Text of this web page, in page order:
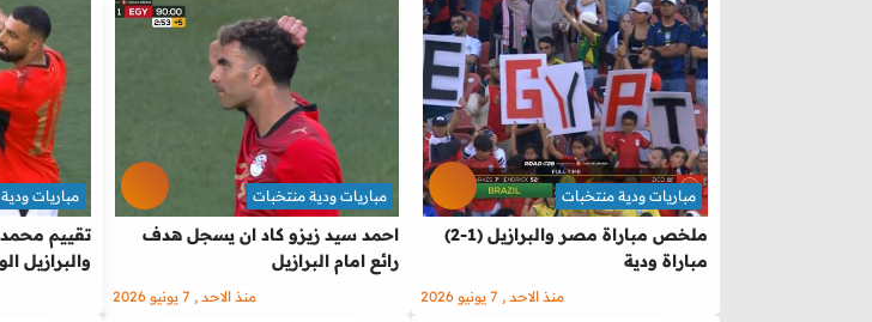
ملخص مباراة مصر والبرازيل (1-2)
مباراة ودية
مباريات ودية منتخبات
منذ الاحد , 7 يونيو 2026
احمد سيد زيزو كاد ان يسجل هدف
رائع امام البرازيل
مباريات ودية منتخبات
منذ الاحد , 7 يونيو 2026
تقييم
والبرازيل
مباريات